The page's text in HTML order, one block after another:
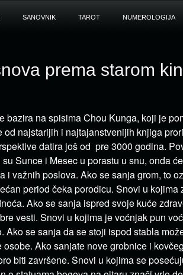
SANOVNIK TAROT NUMEROLOGIJA
prema starom
bazira na spisima Chou Kunga, koji je
najstarijih i najtajanstvenijih knjiga
datira još od pre 3000 godina.
Sunce i Mesec u porastu u snu, onda
i važnih poslova. Ako se sanja grom, to
period čeka porodicu. Snovi u kojima
Ako se sanja ispred svoje kuće
vesti. Snovi u kojima je voćnjak pun
Ako se sanja da se stoji ispod stabla
Ako sanjate nove grobnice i
biti završene. Snovi u kojima se